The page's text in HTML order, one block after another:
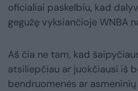
oficialiai paskelbiu, kad
gegužę vyksiančioje WNBA
Aš čia ne tam, kad
atsiliepčiau ar juokčiausi iš
bendruomenės ar